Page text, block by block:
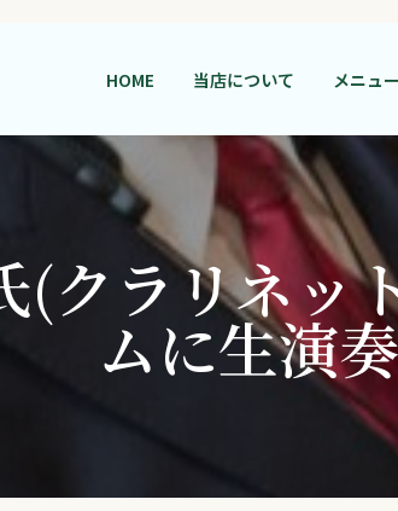
HOME 当店について メニュー
(クラリネッ
ムに生演